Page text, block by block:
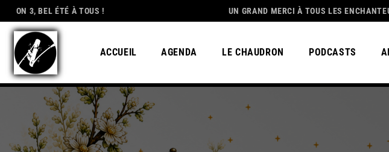
ÉTÉ À TOUS ! UN GRAND MERCI À TOUS LES ENCHANTEURS😀
ACCUEIL AGENDA LE CHAUDRON PODCASTS